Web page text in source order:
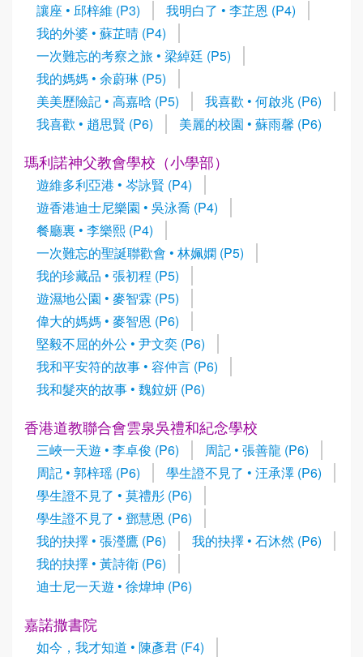
讓座 • 邱梓維 (P3)
我明白了 • 李芷恩 (P4)
我的外婆 • 蘇芷晴 (P4)
一次難忘的考察之旅 • 梁綽廷 (P5)
我的媽媽 • 余蔚琳 (P5)
美美歷險記 • 高嘉晗 (P5)
我喜歡 • 何啟兆 (P6)
我喜歡 • 趙思賢 (P6)
美麗的校園 • 蘇雨馨 (P6)
瑪利諾神父教會學校（小學部）
遊維多利亞港 • 岑詠賢 (P4)
遊香港迪士尼樂園 • 吳泳喬 (P4)
餐廳裏 • 李樂熙 (P4)
一次難忘的聖誕聯歡會 • 林姵嫻 (P5)
我的珍藏品 • 張初程 (P5)
遊濕地公園 • 麥智霖 (P5)
偉大的媽媽 • 麥智恩 (P6)
堅毅不屈的外公 • 尹文奕 (P6)
我和平安符的故事 • 容仲言 (P6)
我和髮夾的故事 • 魏鉝妍 (P6)
香港道教聯合會雲泉吳禮和紀念學校
三峽一天遊 • 李卓俊 (P6)
周記 • 張善龍 (P6)
周記 • 郭梓瑶 (P6)
學生證不見了 • 汪承澤 (P6)
學生證不見了 • 莫禮彤 (P6)
學生證不見了 • 鄧慧恩 (P6)
我的抉擇 • 張瀅鷹 (P6)
我的抉擇 • 石沐然 (P6)
我的抉擇 • 黃詩衛 (P6)
迪士尼一天遊 • 徐煒坤 (P6)
嘉諾撒書院
如今，我才知道 • 陳彥君 (F4)